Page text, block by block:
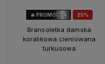
25%
🔥 PROMOCJA
Bransoletka damska
koralikowa cieniowana
turkusowa